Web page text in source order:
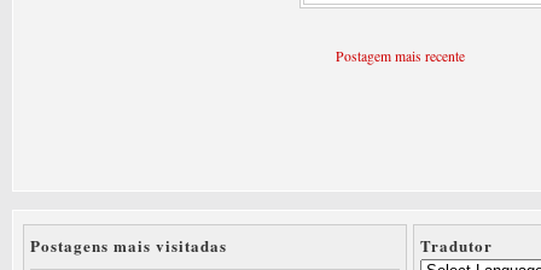
Postagem mais recente
Postagens mais visitadas Tradutor